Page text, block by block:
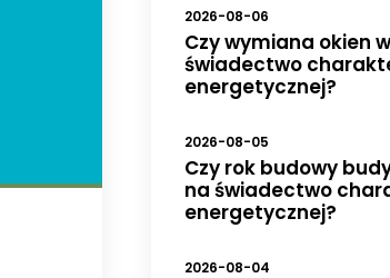
2026-08-06
Czy wymiana okien
świadectwo
energetycznej?
2026-08-05
Czy rok budowy
na świadectwo
energetycznej?
2026-08-04